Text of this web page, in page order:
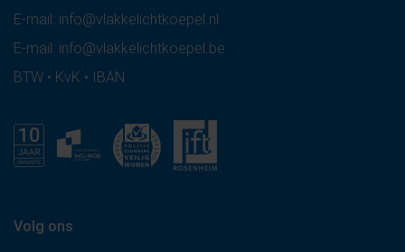
E-mail: info@vlakkelichtkoepel.nl
E-mail: info@vlakkelichtkoepel.be
BTW • KvK • IBAN
Volg ons